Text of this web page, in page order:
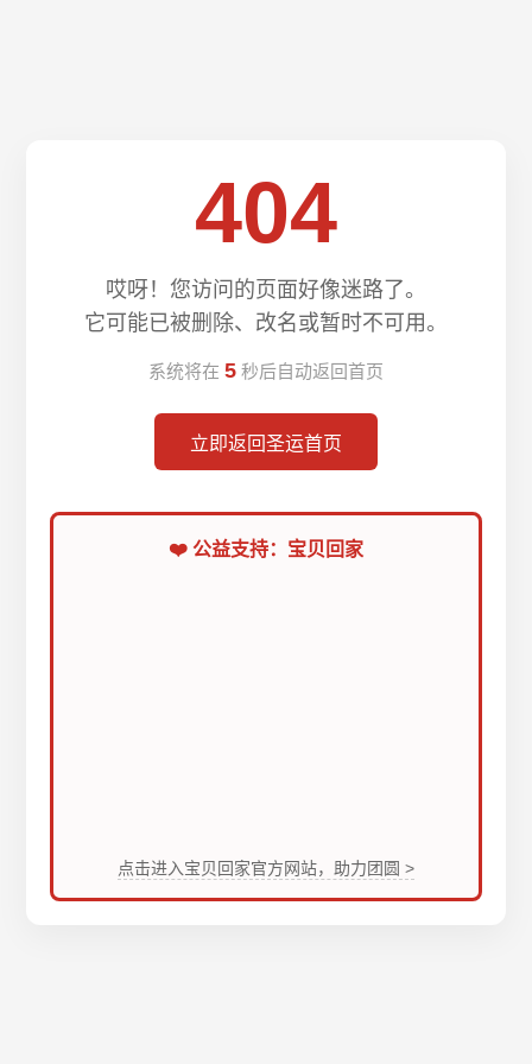
404
哎呀！您访问的页面好像迷路了。
它可能已被删除、改名或暂时不可用。
系统将在 5 秒后自动返回首页
立即返回圣运首页
❤️ 公益支持：宝贝回家
点击进入宝贝回家官方网站，助力团圆 >